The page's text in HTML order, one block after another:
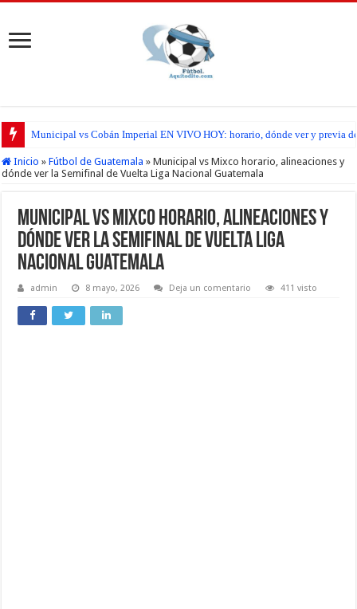
San Pedro FC vs Suchitepéquez EN VIVO HOY: horario, dónde ver y
Inicio » Fútbol de Guatemala » Municipal vs Mixco horario, alineaciones y
dónde ver la Semifinal de Vuelta Liga Nacional Guatemala
Municipal vs Mixco horario, alineaciones y
dónde ver la Semifinal de Vuelta Liga
Nacional Guatemala
admin 8 mayo, 2026 Deja un comentario 411 visto